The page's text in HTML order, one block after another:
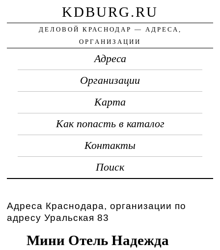
KDBURG.RU
ДЕЛОВОЙ КРАСНОДАР — АДРЕСА,
ОРГАНИЗАЦИИ
Адреса
Организации
Карта
Как попасть в каталог
Контакты
Поиск
Адреса Краснодара, организации по
адресу Уральская 83
Мини Отель Надежда